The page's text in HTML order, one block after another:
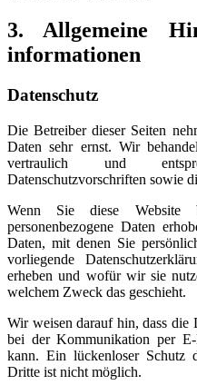
3. Allgemeine
informationen
Datenschutz
Die Betreiber dieser Seiten
Daten sehr ernst. Wir
vertraulich und
Datenschutzvorschriften sowie
Wenn Sie diese Website
personenbezogene Daten
Daten, mit denen Sie
vorliegende
erheben und wofür wir sie
welchem Zweck das geschieht.
Wir weisen darauf hin, dass die
bei der Kommunikation per E-
kann. Ein lückenloser
Dritte ist nicht möglich.